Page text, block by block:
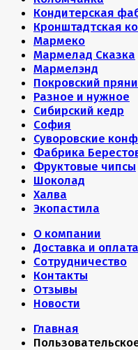
Кондитерская
Кронштадтская
Мармеко
Мармелад Сказка
Мармелэнд
Покровский
Разное и нужное
Сибирский кедр
София
Суворовские
Фабрика
Фруктовые чипсы
Шоколад
Халва
Экопастила
О компании
Доставка и оплата
Сотрудничество
Контакты
Отзывы
Новости
Главная